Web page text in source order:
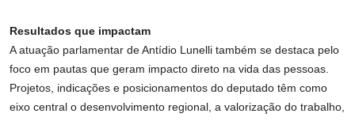
Resultados que impactam
A atuação parlamentar de Antídio Lunelli também se destaca pelo
foco em pautas que geram impacto direto na vida das pessoas.
Projetos, indicações e posicionamentos do deputado têm como
eixo central o desenvolvimento regional, a valorização do trabalho,